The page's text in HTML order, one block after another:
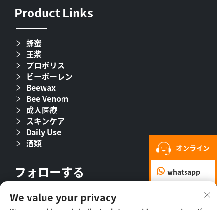
オンライン
whatsapp
Product Links
蜂蜜
王浆
プロポリス
ビーポーレン
Beewax
Bee Venom
成人医療
スキンケア
Daily Use
酒類
フォローする
We value your privacy